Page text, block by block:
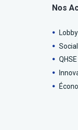
Nos
Social
QHSE